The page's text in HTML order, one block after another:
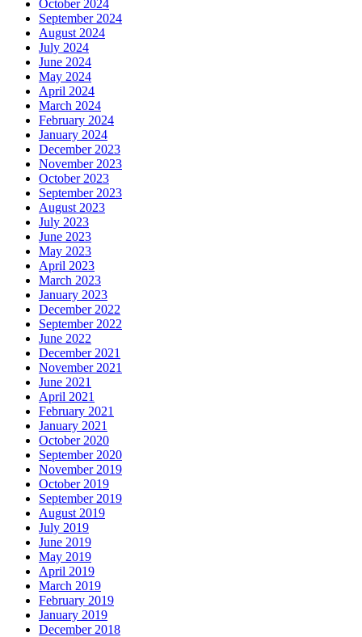
October 2024
September 2024
August 2024
July 2024
June 2024
May 2024
April 2024
March 2024
February 2024
January 2024
December 2023
November 2023
October 2023
September 2023
August 2023
July 2023
June 2023
May 2023
April 2023
March 2023
January 2023
December 2022
September 2022
June 2022
December 2021
November 2021
June 2021
April 2021
February 2021
January 2021
October 2020
September 2020
November 2019
October 2019
September 2019
August 2019
July 2019
June 2019
May 2019
April 2019
March 2019
February 2019
January 2019
December 2018